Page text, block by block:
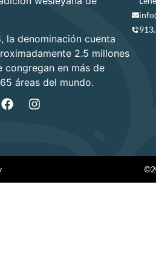
la denominación cuenta
2.5 millones
congregan en más de
áreas del mundo.